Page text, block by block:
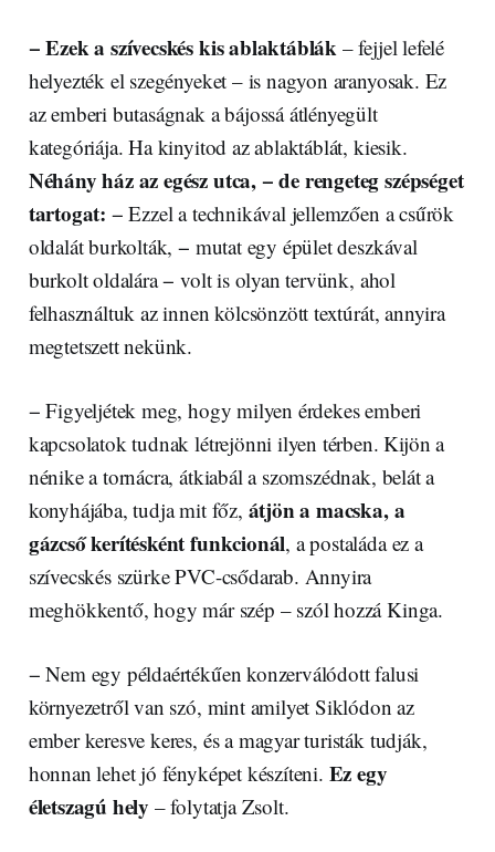
− Ezek a szívecskés kis ablaktáblák – fejjel lefelé
helyezték el szegényeket – is nagyon aranyosak. Ez
az emberi butaságnak a bájossá átlényegült
kategóriája. Ha kinyitod az ablaktáblát, kiesik.
Néhány ház az egész utca, − de rengeteg szépséget
tartogat: − Ezzel a technikával jellemzően a csűrök
oldalát burkolták, − mutat egy épület deszkával
burkolt oldalára − volt is olyan tervünk, ahol
felhasználtuk az innen kölcsönzött textúrát, annyira
megtetszett nekünk.
− Figyeljétek meg, hogy milyen érdekes emberi
kapcsolatok tudnak létrejönni ilyen térben. Kijön a
nénike a tornácra, átkiabál a szomszédnak, belát a
konyhájába, tudja mit főz, átjön a macska, a
gázcső kerítésként funkcionál, a postaláda ez a
szívecskés szürke PVC-csődarab. Annyira
meghökkentő, hogy már szép – szól hozzá Kinga.
− Nem egy példaértékűen konzerválódott falusi
környezetről van szó, mint amilyet Siklódon az
ember keresve keres, és a magyar turisták tudják,
honnan lehet jó fényképet készíteni. Ez egy
életszagú hely – folytatja Zsolt.